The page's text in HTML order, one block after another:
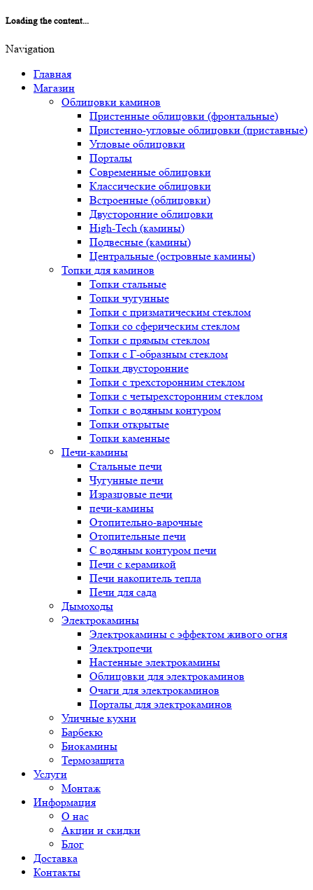
Loading the content...
Navigation
Главная
Магазин
Облицовки каминов
Пристенные облицовки (фронтальные)
Пристенно-угловые облицовки (приставные)
Угловые облицовки
Порталы
Современные облицовки
Классические облицовки
Встроенные (облицовки)
Двусторонние облицовки
High-Tech (камины)
Подвесные (камины)
Центральные (островные камины)
Топки для каминов
Топки стальные
Топки чугунные
Топки с призматическим стеклом
Топки со сферическим стеклом
Топки с прямым стеклом
Топки с Г-образным стеклом
Топки двусторонние
Топки с трехсторонним стеклом
Топки с четырехсторонним стеклом
Топки с водяным контуром
Топки открытые
Топки каменные
Печи-камины
Стальные печи
Чугунные печи
Изразцовые печи
печи-камины
Отопительно-варочные
Отопительные печи
С водяным контуром печи
Печи с керамикой
Печи накопитель тепла
Печи для сада
Дымоходы
Электрокамины
Электрокамины с эффектом живого огня
Электропечи
Настенные электрокамины
Облицовки для электрокаминов
Очаги для электрокаминов
Порталы для электрокаминов
Уличные кухни
Барбекю
Биокамины
Термозащита
Услуги
Монтаж
Информация
О нас
Акции и скидки
Блог
Доставка
Контакты